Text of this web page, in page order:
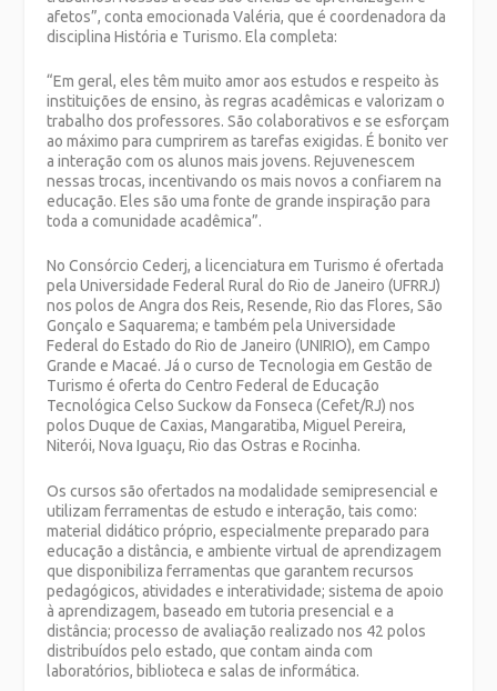
afetos”, conta emocionada Valéria, que é coordenadora da
disciplina História e Turismo. Ela completa:
“Em geral, eles têm muito amor aos estudos e respeito às
instituições de ensino, às regras acadêmicas e valorizam o
trabalho dos professores. São colaborativos e se esforçam
ao máximo para cumprirem as tarefas exigidas. É bonito ver
a interação com os alunos mais jovens. Rejuvenescem
nessas trocas, incentivando os mais novos a confiarem na
educação. Eles são uma fonte de grande inspiração para
toda a comunidade acadêmica”.
No Consórcio Cederj, a licenciatura em Turismo é ofertada
pela Universidade Federal Rural do Rio de Janeiro (UFRRJ)
nos polos de Angra dos Reis, Resende, Rio das Flores, São
Gonçalo e Saquarema; e também pela Universidade
Federal do Estado do Rio de Janeiro (UNIRIO), em Campo
Grande e Macaé. Já o curso de Tecnologia em Gestão de
Turismo é oferta do Centro Federal de Educação
Tecnológica Celso Suckow da Fonseca (Cefet/RJ) nos
polos Duque de Caxias, Mangaratiba, Miguel Pereira,
Niterói, Nova Iguaçu, Rio das Ostras e Rocinha.
Os cursos são ofertados na modalidade semipresencial e
utilizam ferramentas de estudo e interação, tais como:
material didático próprio, especialmente preparado para
educação a distância, e ambiente virtual de aprendizagem
que disponibiliza ferramentas que garantem recursos
pedagógicos, atividades e interatividade; sistema de apoio
à aprendizagem, baseado em tutoria presencial e a
distância; processo de avaliação realizado nos 42 polos
distribuídos pelo estado, que contam ainda com
laboratórios, biblioteca e salas de informática.